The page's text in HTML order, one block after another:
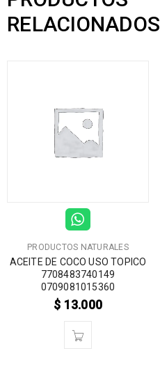
RELACIONADOS
PRODUCTOS NATURALES
ACEITE DE COCO USO TOPICO
7708483740149
0709081015360
$ 13.000